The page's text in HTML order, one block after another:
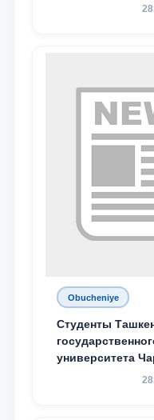
Родине и
Obucheniye
Студенты
университета
Севдо